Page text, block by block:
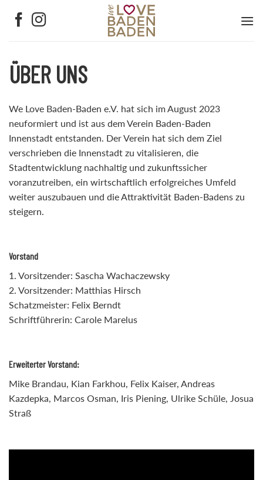
Inhalt
ÜBER UNS
We Love Baden-Baden e.V. hat sich im August 2023
neuformiert und ist aus dem Verein Baden-Baden
Innenstadt entstanden. Der Verein hat sich dem Ziel
verschrieben die Innenstadt zu vitalisieren, die
Stadtentwicklung nachhaltig und zukunftssicher
voranzutreiben, ein wirtschaftlich erfolgreiches Umfeld
weiter auszubauen und die Attraktivität Baden-Badens zu
steigern.
Vorstand
1. Vorsitzender: Sascha Wachaczewsky
2. Vorsitzender: Matthias Hirsch
Schatzmeister: Felix Berndt
Schriftführerin: Carole Marelus
Erweiterter Vorstand:
Mike Brandau, Kian Farkhou, Felix Kaiser, Andreas
Kazdepka, Marcos Osman, Iris Piening, Ulrike Schüle, Josua
Straß